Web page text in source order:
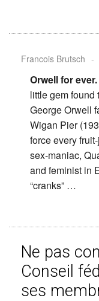
Francois Brutsch -
Orwell for ever.
little gem found
George Orwell
Wigan Pier
force every
sex-maniac,
and feminist in
“cranks” …
Ne pas
Conseil
ses